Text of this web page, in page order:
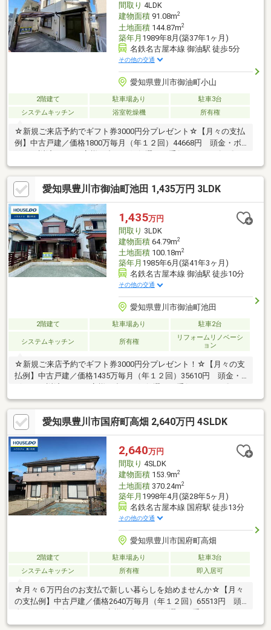
間取り 4LDK
建物面積91.08m2
土地面積144.87m2
築年月 1989年8月(築37年1ヶ月)
名鉄名古屋本線 御油駅 徒歩5分
その他の交通
愛知県豊川市御油町小山
2階建て 駐車場あり
駐車3台
システムキッチン
浴室乾燥機 所有権
☆新規ご来店予約でギフト券3000円分プレゼント☆【月々の支払
例】中古戸建／価格1800万毎月（年１２回）44668円 頭金・ボ
見るだけＯＫ！聞くだけＯＫ！ 〇●〇 資料請求・ご案内いつ
でもお気軽にお問合せください 現地を案内しながら周辺環境も
見て頂けます□■□ 物件の特徴 □■□ ◎2025年4月内装リフォー
ム済み ◎カーポート付き縦列駐車3台可 ◎名鉄名古屋本線「御
油」駅徒歩5分 ◎ヤマナカ御油店徒歩8分 ◎国道1号線アクセ
ス良好お家を買うならハウスドゥ豊川中央へ【対応言語：英語 ／
ポルトガル語】
愛知県豊川市御油町池田 1,435万円 3LDK
1,435万円
間取り 3LDK
建物面積64.79m2
土地面積100.18m2
築年月 1985年6月(築41年3ヶ月)
名鉄名古屋本線 御油駅 徒歩10分
その他の交通
愛知県豊川市御油町池田
2階建て 駐車場あり 駐車2台
システムキッチン 所有権
リフォームリノベーシ
ョン
☆新規ご来店予約でギフト券3000円分プレゼント！☆【月々の支
払例】中古戸建／価格1435万毎月（年１２回）35610円 頭金・
〇 見るだけＯＫ！聞くだけＯＫ！ 〇●〇 資料請求・ご案内
いつでもお気軽にお問合せください 現地を案内しながら周辺環
境も見て頂けます□■□ 物件の特徴 □■□ ◎内装、外装リフォ
ーム物件です！ ◎陽当りのよい南向きの住まい ◎御油小学
校、名鉄御油駅まで徒歩10分 ◎御油の松並木や音羽川沿いの桜
が楽しめますお家を買うならハウスドゥ豊川中央へ！【対応言
語：英語 ／ポルトガル語】
愛知県豊川市国府町高畑 2,640万円 4SLDK
2,640万円
間取り 4SLDK
建物面積153.9m2
土地面積370.24m2
築年月 1998年4月(築28年5ヶ月)
名鉄名古屋本線 国府駅 徒歩13分
その他の交通
愛知県豊川市国府町高畑
2階建て 駐車場あり
駐車3台
システムキッチン
所有権 即入居可
☆月々６万円台のお支払で新しい暮らしを始めませんか☆【月々
の支払例】中古戸建／価格2640万毎月（年１２回）65513円 頭
〇●〇 見るだけＯＫ！聞くだけＯＫ！ 〇●〇 資料請求・ご案